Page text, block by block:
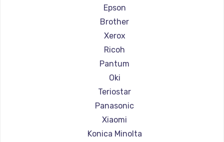
Ремонт принтеров Godex
Epson
Brother
Xerox
Ricoh
Pantum
Oki
Teriostar
Panasonic
Xiaomi
Konica Minolta